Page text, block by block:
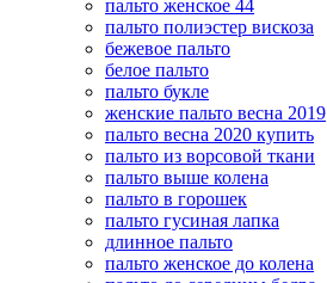
пальто женское 44
пальто полиэстер вискоза
бежевое пальто
белое пальто
пальто букле
женские пальто весна 2019
пальто весна 2020 купить
пальто из ворсовой ткани
пальто выше колена
пальто в горошек
пальто гусиная лапка
длинное пальто
пальто женское до колена